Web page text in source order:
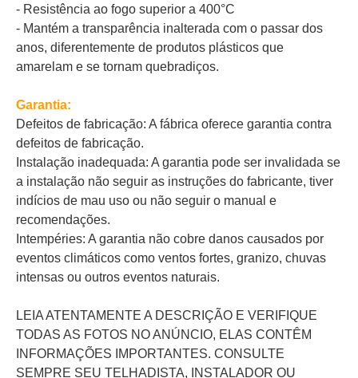
- Resistência ao fogo superior a 400°C
- Mantém a transparência inalterada com o passar dos
anos, diferentemente de produtos plásticos que
amarelam e se tornam quebradiços.
Garantia:
Defeitos de fabricação: A fábrica oferece garantia contra
defeitos de fabricação.
Instalação inadequada: A garantia pode ser invalidada se
a instalação não seguir as instruções do fabricante, tiver
indícios de mau uso ou não seguir o manual e
recomendações.
Intempéries: A garantia não cobre danos causados por
eventos climáticos como ventos fortes, granizo, chuvas
intensas ou outros eventos naturais.
LEIA ATENTAMENTE A DESCRIÇÃO E VERIFIQUE
TODAS AS FOTOS NO ANÚNCIO, ELAS CONTÊM
INFORMAÇÕES IMPORTANTES. CONSULTE
SEMPRE SEU TELHADISTA, INSTALADOR OU